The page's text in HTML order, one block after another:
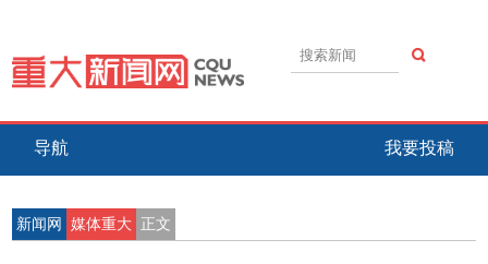
导航 我要投稿
新闻网 媒体重大 正文